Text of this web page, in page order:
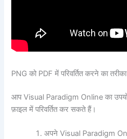
PNG को PDF में परिवर्तित करने का तरीका
आप Visual Paradigm Online का
फ़ाइल में परिवर्तित कर सकते हैं।
अपने Visual Paradigm